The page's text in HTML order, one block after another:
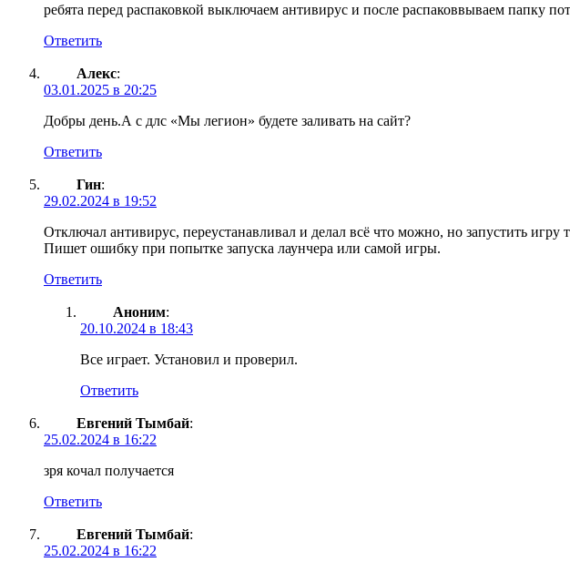
ребята перед распаковкой выключаем антивирус и после распаковвываем папку
Ответить
Алекс:
03.01.2025 в 20:25
Добры день.А с длс «Мы легион» будете заливать на сайт?
Ответить
Гин:
29.02.2024 в 19:52
Отключал антивирус, переустанавливал и делал всё что можно, но запустить игру
Пишет ошибку при попытке запуска лаунчера или самой игры.
Ответить
Аноним:
20.10.2024 в 18:43
Все играет. Установил и проверил.
Ответить
Евгений Тымбай:
25.02.2024 в 16:22
зря кочал получается
Ответить
Евгений Тымбай:
25.02.2024 в 16:22